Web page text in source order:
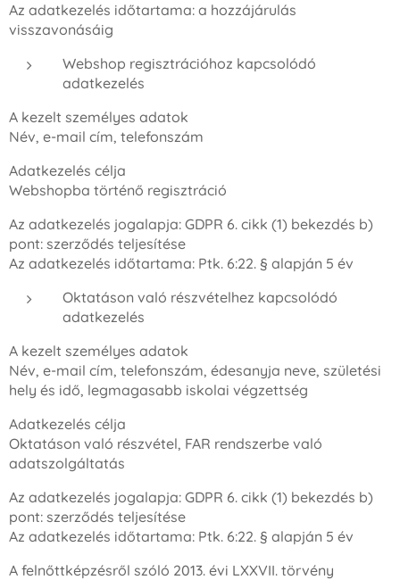
Az adatkezelés időtartama: a hozzájárulás
visszavonásáig
Webshop regisztrációhoz kapcsolódó
adatkezelés
A kezelt személyes adatok
Név, e-mail cím, telefonszám
Adatkezelés célja
Webshopba történő regisztráció
Az adatkezelés jogalapja: GDPR 6. cikk (1) bekezdés b)
pont: szerződés teljesítése
Az adatkezelés időtartama: Ptk. 6:22. § alapján 5 év
Oktatáson való részvételhez kapcsolódó
adatkezelés
A kezelt személyes adatok
Név, e-mail cím, telefonszám, édesanyja neve, születési
hely és idő, legmagasabb iskolai végzettség
Adatkezelés célja
Oktatáson való részvétel, FAR rendszerbe való
adatszolgáltatás
Az adatkezelés jogalapja: GDPR 6. cikk (1) bekezdés b)
pont: szerződés teljesítése
Az adatkezelés időtartama: Ptk. 6:22. § alapján 5 év
A felnőttképzésről szóló 2013. évi LXXVII. törvény